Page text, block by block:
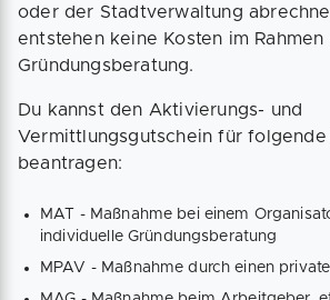
oder der Stadtverwaltung
entstehen keine Kosten im Rahmen
Gründungsberatung.
Du kannst den Aktivierungs- und
Vermittlungsgutschein für folgende
beantragen:
MAT - Maßnahme bei einem
individuelle Gründungsberatung
MPAV - Maßnahme durch einen